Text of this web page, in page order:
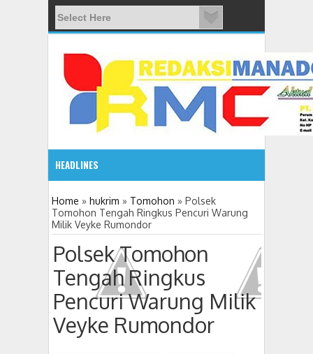
HEADLINES
08:03 AM
ADVETORIAL JONRU GANTIKAN MONO PIMPIN DPRD
Home » hukrim » Tomohon » Polsek
Tomohon Tengah Ringkus Pencuri Warung
Milik Veyke Rumondor
Polsek Tomohon
Tengah Ringkus
Pencuri Warung Milik
Veyke Rumondor